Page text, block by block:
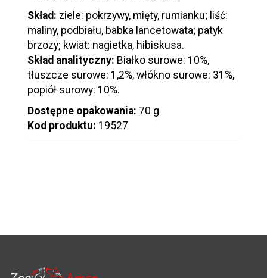
Skład: ziele: pokrzywy, mięty, rumianku; liść:
maliny, podbiału, babka lancetowata; patyk
brzozy; kwiat: nagietka, hibiskusa.
Skład analityczny: Białko surowe: 10%,
tłuszcze surowe: 1,2%, włókno surowe: 31%,
popiół surowy: 10%.
Dostępne opakowania: 70 g
Kod produktu: 19527